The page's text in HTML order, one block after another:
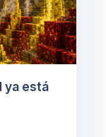
ya está